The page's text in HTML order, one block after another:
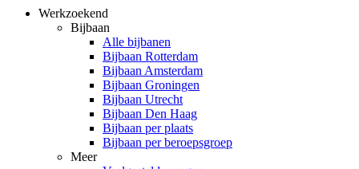
Werkzoekend
Bijbaan
Alle bijbanen
Bijbaan Rotterdam
Bijbaan Amsterdam
Bijbaan Groningen
Bijbaan Utrecht
Bijbaan Den Haag
Bijbaan per plaats
Bijbaan per beroepsgroep
Meer